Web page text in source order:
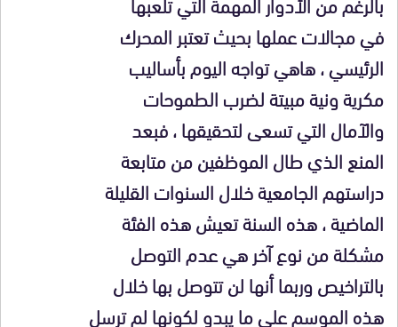
في مجالات عملها بحيث تعتبر المحرك
الرئيسي ، هاهي تواجه اليوم بأساليب
مكرية ونية مبيتة لضرب الطموحات
والآمال التي تسعى لتحقيقها ، فبعد
المنع الذي طال الموظفين من متابعة
دراستهم الجامعية خلال السنوات القليلة
الماضية ، هذه السنة تعيش هذه الفئة
مشكلة من نوع آخر هي عدم التوصل
بالتراخيص وربما أنها لن تتوصل بها خلال
هذه الموسم على ما يبدو لكونها لم ترسل